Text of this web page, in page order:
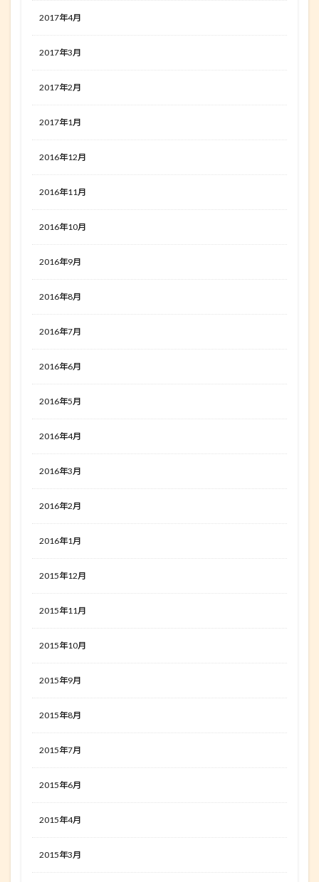
2017年4月
2017年3月
2017年2月
2017年1月
2016年12月
2016年11月
2016年10月
2016年9月
2016年8月
2016年7月
2016年6月
2016年5月
2016年4月
2016年3月
2016年2月
2016年1月
2015年12月
2015年11月
2015年10月
2015年9月
2015年8月
2015年7月
2015年6月
2015年4月
2015年3月